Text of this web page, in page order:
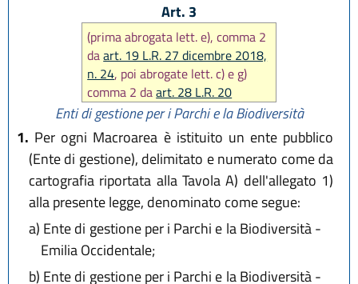
Art. 3
(prima abrogata lett. e), comma 2
daart. 19 L.R. 27 dicembre 2018,
n. 24, poi abrogate lett. c) e g)
comma 2 daart. 28 L.R. 20
maggio 2021, n. 4)
Enti di gestione per i Parchi e la Biodiversità
1. Per ogni Macroarea è istituito un ente pubblico
(Ente di gestione), delimitato e numerato come da
cartografia riportata alla Tavola A) dell'allegato 1)
alla presente legge, denominato come segue:
a) Ente di gestione per i Parchi e la Biodiversità -
Emilia Occidentale;
b) Ente di gestione per i Parchi e la Biodiversità -